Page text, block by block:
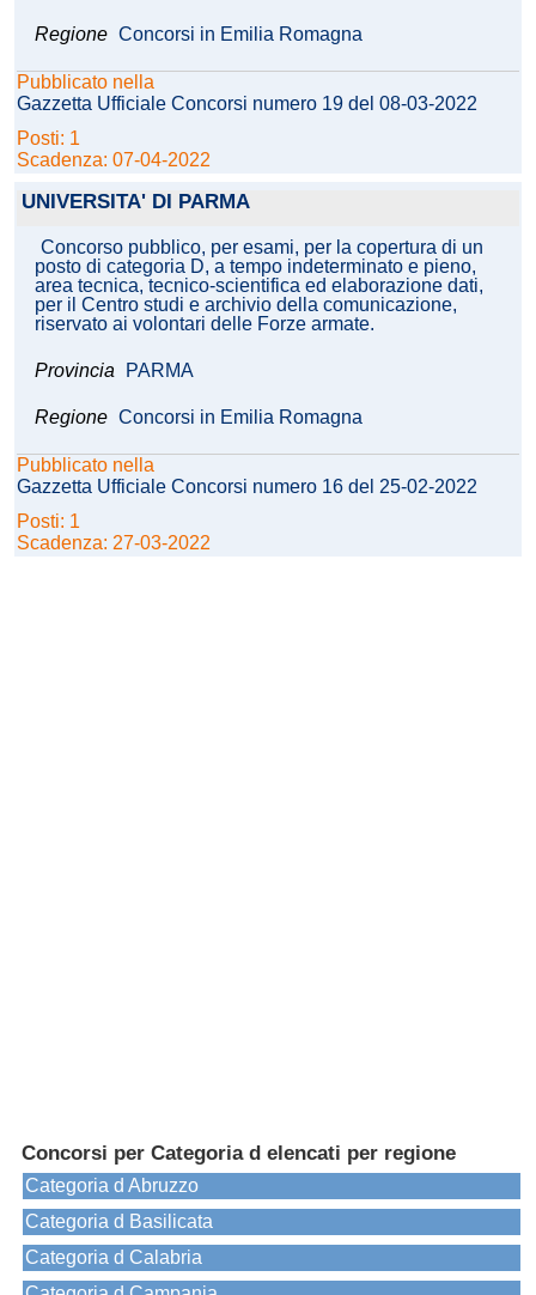
Regione Concorsi in Emilia Romagna
Pubblicato nella
Gazzetta Ufficiale Concorsi numero 19 del 08-03-2022
Posti: 1
Scadenza: 07-04-2022
UNIVERSITA' DI PARMA
Concorso pubblico, per esami, per la copertura di un
posto di categoria D, a tempo indeterminato e pieno,
area tecnica, tecnico-scientifica ed elaborazione dati,
per il Centro studi e archivio della comunicazione,
riservato ai volontari delle Forze armate.
Provincia PARMA
Regione Concorsi in Emilia Romagna
Pubblicato nella
Gazzetta Ufficiale Concorsi numero 16 del 25-02-2022
Posti: 1
Scadenza: 27-03-2022
Concorsi per Categoria d elencati per regione
Categoria d Abruzzo
Categoria d Basilicata
Categoria d Calabria